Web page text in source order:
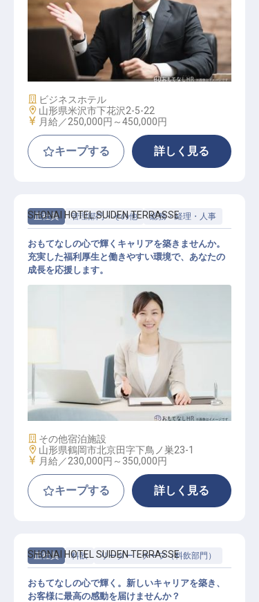
ホテル副支配人・マネージャー候補
施設業態
ビジネスホテル
勤務地
山形県米沢市下花沢2-5-22
給与
月給／250,000円～450,000円
キープする 詳しく見る
正社員 管理部門・その他 総務・経理・人事
経理 / 総務 / 労務
SHONAI HOTEL SUIDEN TERRASSE
おもてなしの心で輝くキャリアを築きませんか。
充実した福利厚生と働きやすい環境で、あなたの
成長を応援します。
施設業態
その他宿泊施設
勤務地
山形県鶴岡市北京田字下鳥ノ巣23-1
給与
月給／230,000円～ 350,000円
キープする 詳しく見る
正社員 料飲 リーダー・チーフ（料飲部門）
SHONAI HOTEL SUIDEN TERRASSE
おもてなしの心で輝く。新しいキャリアを築き、
お客様に最高の感動を届けませんか？